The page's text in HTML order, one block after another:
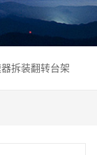
拆装翻转台架